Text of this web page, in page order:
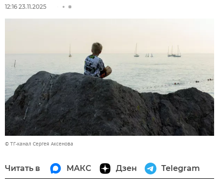
12:16 23.11.2025
© ТГ-канал Сергея Аксенова
Читать в МАКС Дзен Telegram